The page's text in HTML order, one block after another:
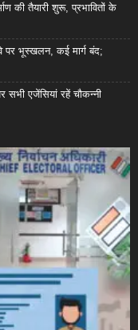
की तैयारी शुरू, प्रभावितों के
पर भूस्खलन, कई मार्ग बंद;
सभी एजेंसियां रहें चौकन्नी